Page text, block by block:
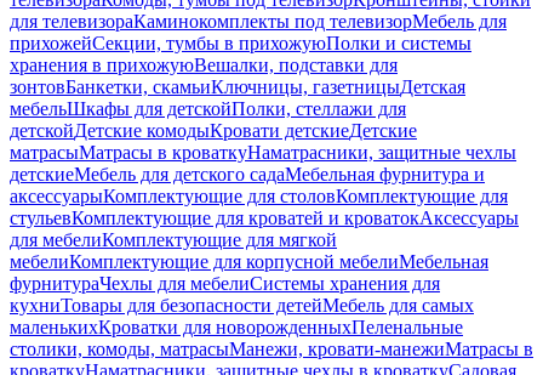
для телевизораКаминокомплекты под телевизорМебель для
прихожейСекции, тумбы в прихожуюПолки и системы
хранения в прихожуюВешалки, подставки для
зонтовБанкетки, скамьиКлючницы, газетницыДетская
мебельШкафы для детскойПолки, стеллажи для
детскойДетские комодыКровати детскиеДетские
матрасыМатрасы в кроваткуНаматрасники, защитные чехлы
детскиеМебель для детского садаМебельная фурнитура и
аксессуарыКомплектующие для столовКомплектующие для
стульевКомплектующие для кроватей и кроватокАксессуары
для мебелиКомплектующие для мягкой
мебелиКомплектующие для корпусной мебелиМебельная
фурнитураЧехлы для мебелиСистемы хранения для
кухниТовары для безопасности детейМебель для самых
маленькихКроватки для новорожденныхПеленальные
столики, комоды, матрасыМанежи, кровати-манежиМатрасы в
кроваткуНаматрасники, защитные чехлы в кроваткуСадовая